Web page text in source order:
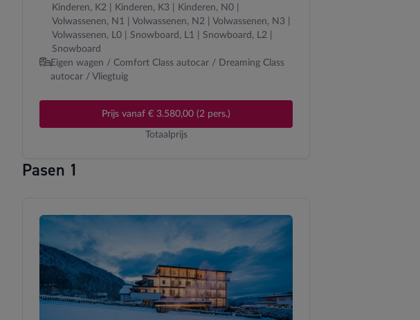
Kinderen, K2 | Kinderen, K3 | Kinderen, N0 |
Volwassenen, N1 | Volwassenen, N2 | Volwassenen, N3 |
Volwassenen, L0 | Snowboard, L1 | Snowboard, L2 |
Snowboard
Eigen wagen / Comfort Class autocar / Dreaming Class
autocar / Vliegtuig
Prijs vanaf € 3.580,00 (2 pers.)
Totaalprijs
Pasen 1